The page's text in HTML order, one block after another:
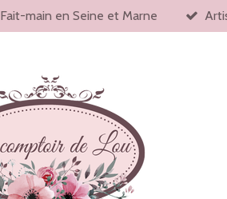
Fait-main en Seine et Marne